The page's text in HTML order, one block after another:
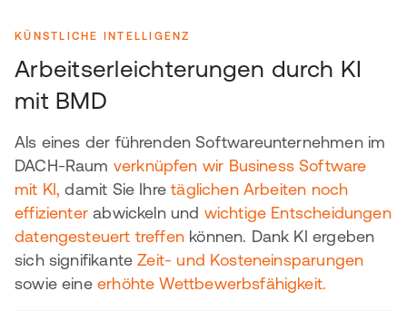
KÜNSTLICHE INTELLIGENZ
Arbeitserleichterungen durch KI
mit BMD
Als eines der führenden Softwareunternehmen im
DACH-Raum verknüpfen wir Business Software
mit KI, damit Sie Ihretäglichen Arbeiten noch
effizienterabwickeln und wichtige Entscheidungen
datengesteuert treffenkönnen. Dank KI ergeben
sich signifikanteZeit- und Kosteneinsparungen
sowie eine erhöhte Wettbewerbsfähigkeit.